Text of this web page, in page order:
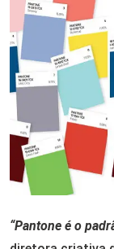
“Pantone é o